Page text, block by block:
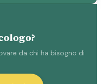
da chi ha bisogno di